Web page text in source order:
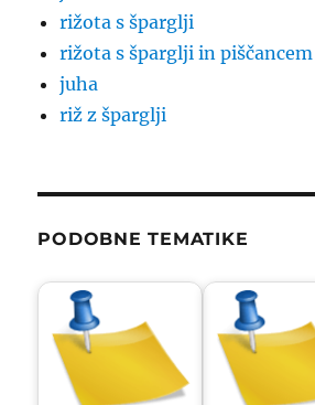
rižota s šparglji
rižota s šparglji in piščancem
juha
riž z šparglji
PODOBNE TEMATIKE